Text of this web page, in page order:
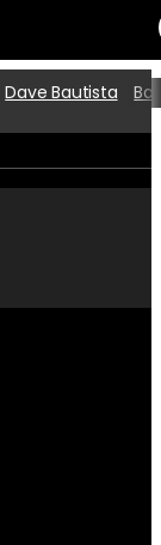
Películas
Dave Bautista